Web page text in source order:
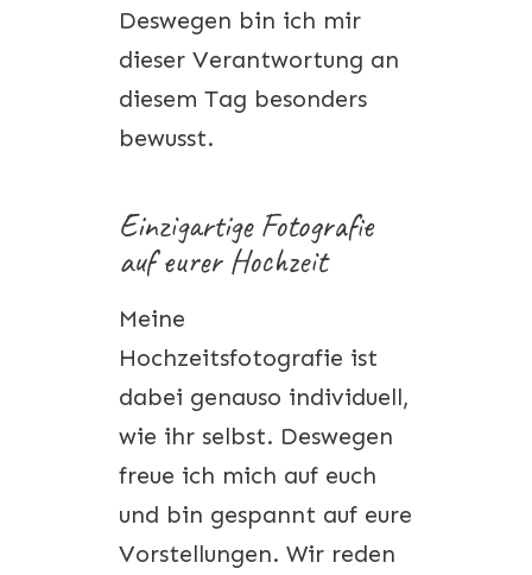
Deswegen bin ich mir
dieser Verantwortung an
diesem Tag besonders
bewusst.
Einzigartige Fotografie
auf eurer Hochzeit
Meine
Hochzeitsfotografie ist
dabei genauso individuell,
wie ihr selbst. Deswegen
freue ich mich auf euch
und bin gespannt auf eure
Vorstellungen. Wir reden